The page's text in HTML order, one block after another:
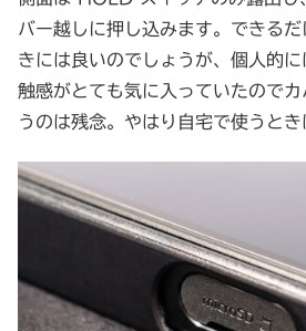
バー越しに押し込みます。できる
きには良いのでしょうが、個人的
触感がとても気に入っていたので
うのは残念。やはり自宅で使うとき